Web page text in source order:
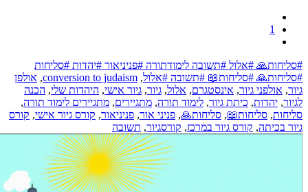
#אלול #תשובה לימודתורה #פניניאור #יהדות #סליחות
#סליחות📖 #תשובה #אלול,
conversion to judaism
,אולפן
,אולפני גיור,אינסטגרם,אלול ,גיור,גיור אישי ,היהדות שלי,הכנה
,יהדות,כיתת גיור,לימוד תורה,מתגיירים,מתגיירים לימוד תורה,
,סליחות📖,סליחות🙏,פניני אור,פניניאור,קורס גיור אישי ,קורס
בכיתה,קורס גיור במרכז,קורסגיור,תשובה